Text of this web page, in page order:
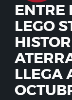
ENTRE
LEGO
LLEGA